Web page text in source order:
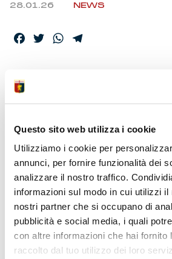
Questo sito web utilizza i cookie
Utilizziamo i cookie per
annunci, per fornire funzionalità dei
analizzare il nostro traffico.
informazioni sul modo in cui utilizzi il
nostri partner che si occupano di
pubblicità e social media, i quali
con altre informazioni che hai fornito
raccolto dal tuo utilizzo dei loro
28.01.26 NEWS
Facebook
TwitterWhatsApp
SCAGLIONE
PRIMO
DA
CON IL
Genova, 28 gennaio 2026 –Genoa
aver formalizzato, al compimento
primo contratto di apprendistato
professionista con il
Roberto Scaglione.Classe 2010 e
Andora, Scaglione è stato già